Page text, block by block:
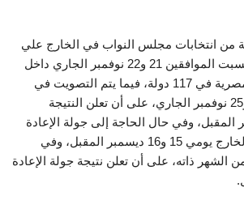
من انتخابات مجلس النواب في الخارج علي
مدار يومي الجمعة والسبت الموافقين 21 و22 نوفمبر الجاري داخل
139 سفارة وقنصلية مصرية في 117 دولة، فيما يتم التصويت في
الداخل في يومي 24 و25 نوفمبر الجاري، على أن تعلن النتيجة
يوم 2 ديسمبر المقبل، وفي حال الحاجة إلى جولة الإعادة
سيجري الاقتراع في الخارج يومي 15 و16 ديسمبر المقبل، وفي
يومي 17 و18 من الشهر ذاته، على أن تعلن نتيجة جولة الإعادة